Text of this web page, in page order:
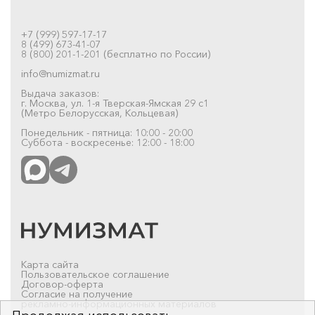
+7 (999) 597-17-17
8 (499) 673-41-07
8 (800) 201-1-201 (бесплатно по России)
info@numizmat.ru
Выдача заказов:
г. Москва, ул. 1-я Тверская-Ямская 29 с1
(Метро Белорусская, Кольцевая)
Понедельник - пятница: 10:00 - 20:00
Суббота - воскресенье: 12:00 - 18:00
Карта сайта
Пользовательское соглашение
Договор-оферта
Согласие на получение
рекламно-информационных материалов